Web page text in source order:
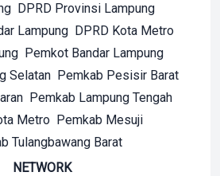
DPRD Provinsi Lampung
Lampung DPRD Kota Metro
Pemkot Bandar Lampung
Selatan Pemkab Pesisir Barat
Pemkab Lampung Tengah
Metro Pemkab Mesuji
Tulangbawang Barat
NETWORK